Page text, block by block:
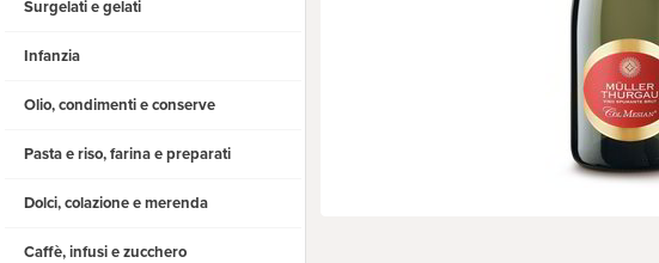
Surgelati e gelati
Infanzia
Olio, condimenti e conserve
Pasta e riso, farina e preparati
Dolci, colazione e merenda
Caffè, infusi e zucchero